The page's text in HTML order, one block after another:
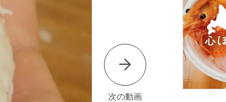
次の動画